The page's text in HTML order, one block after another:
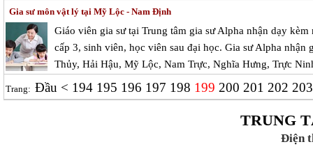
Gia sư môn vật lý tại Mỹ Lộc - Nam Định
Giáo viên gia sư tại Trung tâm gia sư Alpha nhận dạy
cấp 3, sinh viên, học viên sau đại học. Gia sư Alpha
Thủy, Hải Hậu, Mỹ Lộc, Nam Trực, Nghĩa Hưng, Trực
Trang: Đầu < 194 195 196 197 198 199 200 201 202
TRUNG
Điện